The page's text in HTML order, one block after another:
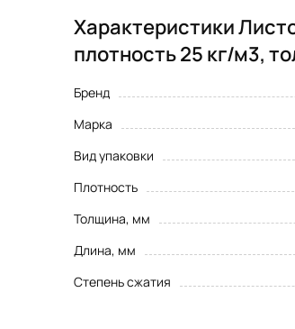
Характеристики
плотность 25 кг/м3,
Бренд
Марка
Вид упаковки
Плотность
Толщина, мм
Длина, мм
Степень сжатия